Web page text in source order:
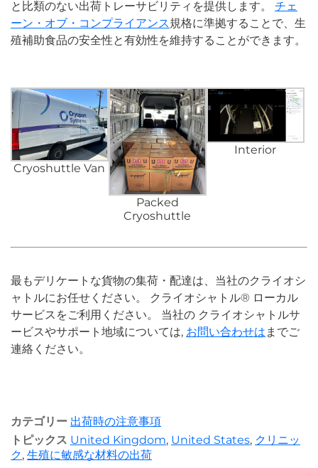
と比類のない出荷トレーサビリティを提供します。 チェ
ーン・オブ・コンプライアンス規格に準拠することで、生
殖補助食品の安全性と有効性を維持することができます。
Cryoshuttle Van
Packed
Cryoshuttle
Interior
最もデリケートな貨物の集荷・配達は、当社のクライオシ
ャトルにお任せください。
クライオシャトル® ローカル
サービスをご利用ください。 当社の クライオシャトルサ
ービスやサポート地域については, お問い合わせは までご
連絡ください。
カテゴリー 出荷時の注意事項
トピックス United Kingdom, United States, クリニッ
ク, 生殖に敏感な材料の出荷